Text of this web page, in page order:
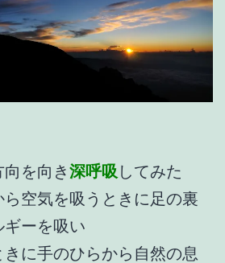
を向き深呼吸 してみた
ら空気を吸うときに足の裏
ーを吸い
に手のひらから自然の息